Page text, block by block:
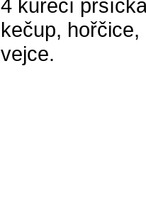
4 kuřecí
kečup, hořčice,
vejce.